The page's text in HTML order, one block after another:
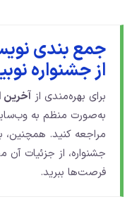
جمع بندی
از جشنواره
برای بهره‌مندی از آخرین
به‌صورت منظم به
مراجعه کنید. همچنین،
جشنواره، از جزئیات آن
فرصت‌ها ببرید.